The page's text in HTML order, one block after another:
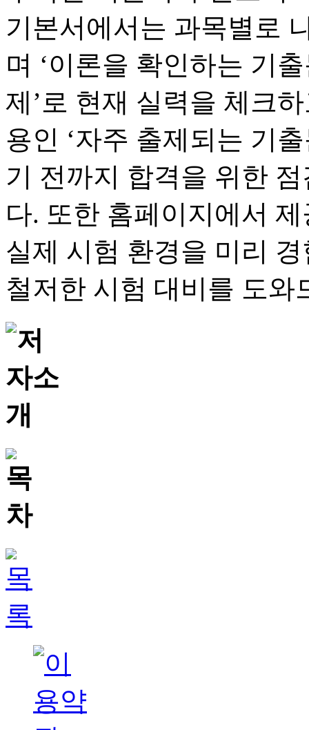
기본서에서는 과목별로
며 ‘이론을 확인하는 기
제’로 현재 실력을 체크
용인 ‘자주 출제되는 기
기 전까지 합격을 위한
다. 또한 홈페이지에서
실제 시험 환경을 미리
철저한 시험 대비를 도와